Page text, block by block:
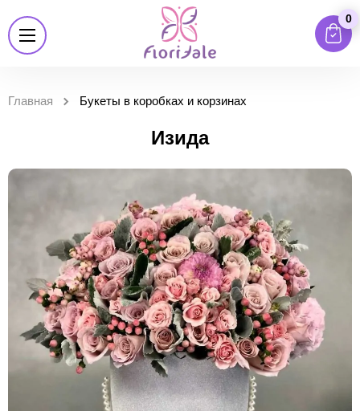
0
Главная Букеты в коробках и корзинах
Изида